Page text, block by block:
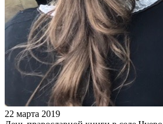
22 марта 2019